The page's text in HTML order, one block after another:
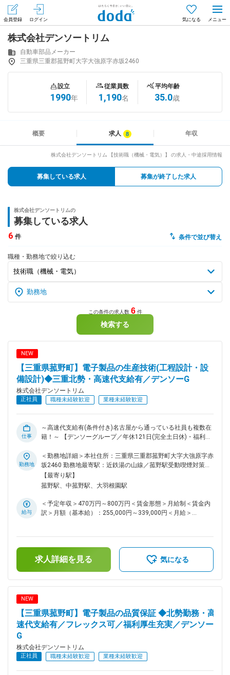
会員登録 ログイン 気になる
会員登録（無料）
はじめてdodaをご利用される方へ
求人を紹介してもらう
知りたい・聞きたい
専門サイト
対応時間：10:00～22:00(日曜・年末年始を除く)
転職の「モヤモヤ」、一人で悩まず
気軽に相談してみませんか？
dodaの使い方は？
ヘルプ
株式会社デンソートリム
自動車部品メーカー
三重県三重郡菰野町大字大強原字赤坂2460
設立
1990年
従業員数
1,190名
平均年齢
35.0歳
概要 求人 年収
株式会社デンソートリム 【技術職（機械・電気）】 の求人・中途採用情報
募集している求人 募集が終了した求人
株式会社デンソートリムの
募集している求人
6 件 条件で並び替え
職種・勤務地で絞り込む
この条件の求人数 6件
検索する
NEW
【三重県菰野町】電子製品の生産技術(工程設計・設
備設計)◆三重北勢・高速代支給有／デンソーG
株式会社デンソートリム
正社員 職種未経験歓迎 業種未経験歓迎
仕事
～高速代支給有(条件付き)名古屋から通っている社員も複数在
籍！～ 【デンソーグループ／年休121日(完全土日休)・福利厚
集背景 先進的な自動車技術、システム・製品を提供している
世界的自動車部品メーカーデンソーのグループ企業である当
社。 二輪車用製品の製造からスタートし現在では四輪車用製
品の制御製品や電子製品へも分野を拡大、事業成長し続けてお
の拡大と設計製造技術を推進しております。 そんな当社にて
事業拡大による受注量増加に伴う増員採用です。 ■職務内容
設備構想を立案し製品を高品質・短納期・低コストで効率よく
生産するための工程設計と生産準備を、関係部署と協力して実
現します。 ■中途活躍環境 基本的にはOJTを中心として業務
を覚えていただきます。中途入社者の追いつき制度があり、中
し、執行役員や部長になっている方が複数名います。また若手
使して世界のお客様に貢献しています。また、四輪車において
も電動化領域に事業を拡大して、新たな価値を提供していくた
めの技術開発に着手しています。 ■充実の福利厚生 デンソー
生が多数あります。デンソーグループ団体自動車保険は、
43％の団体割引が適用されます。同居のご家族も同じ割引率
勤務地
＜勤務地詳細＞本社住所：三重県三重郡菰野町大字大強原字赤
坂2460 勤務地最寄駅：近鉄湯の山線／菰野駅受動喫煙対策：
屋内全面禁煙変更の範囲：会社の定める事業所
【最寄り駅】
菰野駅、中菰野駅、大羽根園駅
給与
＜予定年収＞470万円～800万円＜賃金形態＞月給制＜賃金内
訳＞月額（基本給）：255,000円～339,000円＜月給＞
格/役職 等）賃金はあくまでも目安の金額であり、選考を通じ
て上下する可能性があります。月給(月額)は固定手当を含めた
求人詳細を見る 気になる
NEW
【三重県菰野町】電子製品の品質保証 ◆北勢勤務・高
速代支給有／フレックス可／福利厚生充実／デンソー
G
株式会社デンソートリム
正社員 職種未経験歓迎 業種未経験歓迎